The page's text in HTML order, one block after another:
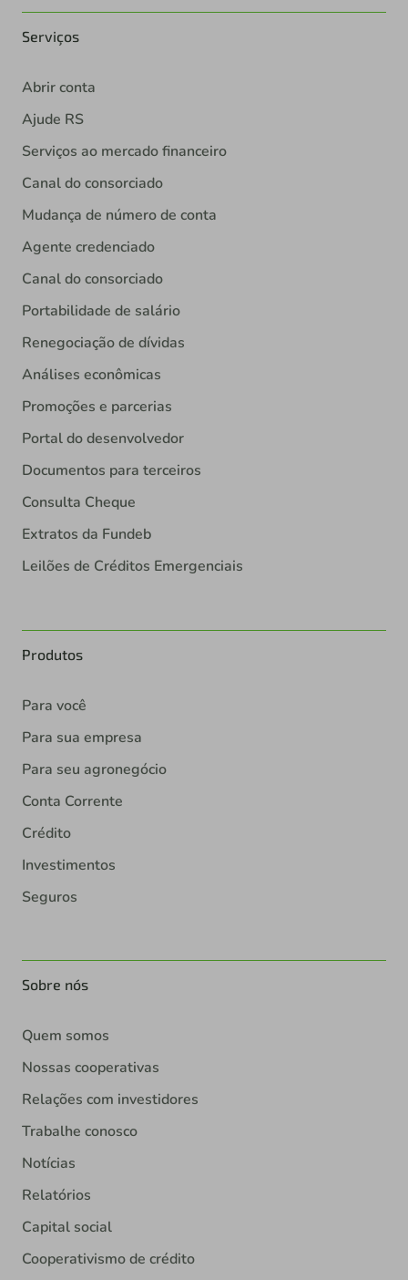
Serviços
Abrir conta
Ajude RS
Serviços ao mercado financeiro
Canal do consorciado
Mudança de número de conta
Agente credenciado
Canal do consorciado
Portabilidade de salário
Renegociação de dívidas
Análises econômicas
Promoções e parcerias
Portal do desenvolvedor
Documentos para terceiros
Consulta Cheque
Extratos da Fundeb
Leilões de Créditos Emergenciais
Produtos
Para você
Para sua empresa
Para seu agronegócio
Conta Corrente
Crédito
Investimentos
Seguros
Sobre nós
Quem somos
Nossas cooperativas
Relações com investidores
Trabalhe conosco
Notícias
Relatórios
Capital social
Cooperativismo de crédito